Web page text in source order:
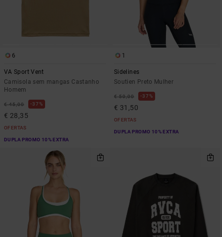
6
VA Sport Vent
Camisola sem mangas Castanho
Homem
€ 45,00 37%
€ 28,35
OFERTAS
DUPLA PROMO 10% EXTRA
1
Sidelines
Soutien Preto Mulher
€ 50,00 37%
€ 31,50
OFERTAS
DUPLA PROMO 10% EXTRA